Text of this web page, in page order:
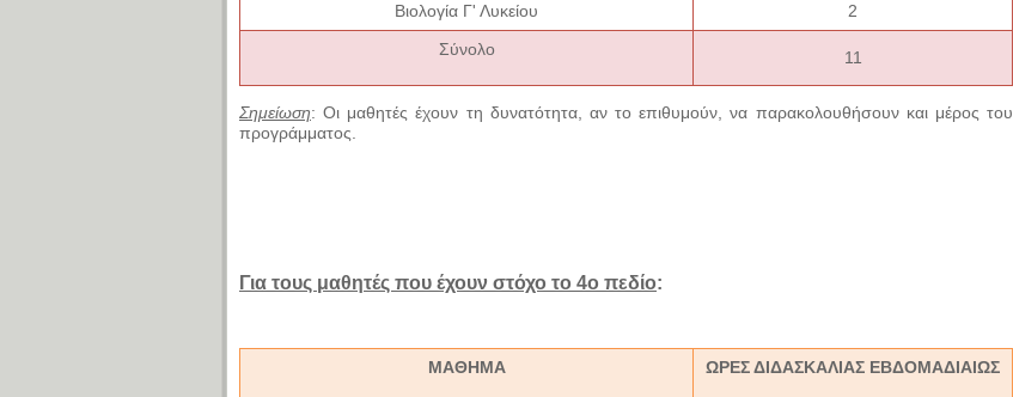
Βιολογία Γ' Λυκείου
2
Σύνολο
11
Σημείωση: Οι μαθητές έχουν τη δυνατότητα, αν το επιθυμούν, να παρακολουθήσουν και μέρος του
προγράμματος.
Για τους μαθητές που έχουν στόχο το 4ο πεδίο:
ΜΑΘΗΜΑ ΩΡΕΣ ΔΙΔΑΣΚΑΛΙΑΣ ΕΒΔΟΜΑΔΙΑΙΩΣ